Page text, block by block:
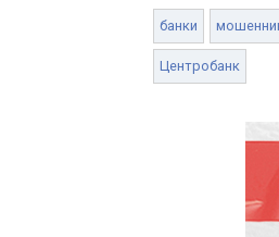
банки
Центробанк